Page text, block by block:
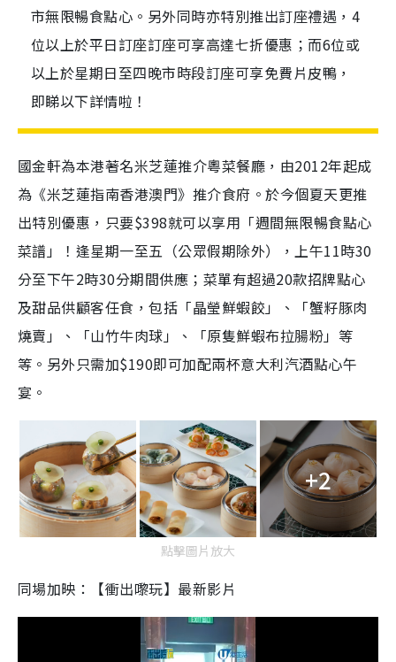
市無限暢食點心。另外同時亦特別推出訂座禮遇，4
位以上於平日訂座訂座可享高達七折優惠；而6位或
以上於星期日至四晚市時段訂座可享免費片皮鴨，
即睇以下詳情啦！
國金軒為本港著名米芝蓮推介粵菜餐廳，由2012年起成
為《米芝蓮指南香港澳門》推介食府。於今個夏天更推
出特別優惠，只要$398就可以享用「週間無限暢食點心
菜譜」！逢星期一至五（公眾假期除外），上午11時30
分至下午2時30分期間供應；菜單有超過20款招牌點心
及甜品供顧客任食，包括「晶瑩鮮蝦餃」、「蟹籽豚肉
燒賣」、「山竹牛肉球」、「原隻鮮蝦布拉腸粉」等
等。另外只需加$190即可加配兩杯意大利汽酒點心午
宴。
+2
點擊圖片放大
同場加映：【衝出嚟玩】最新影片